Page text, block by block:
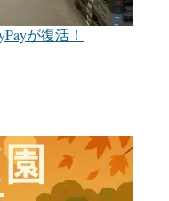
が復活！